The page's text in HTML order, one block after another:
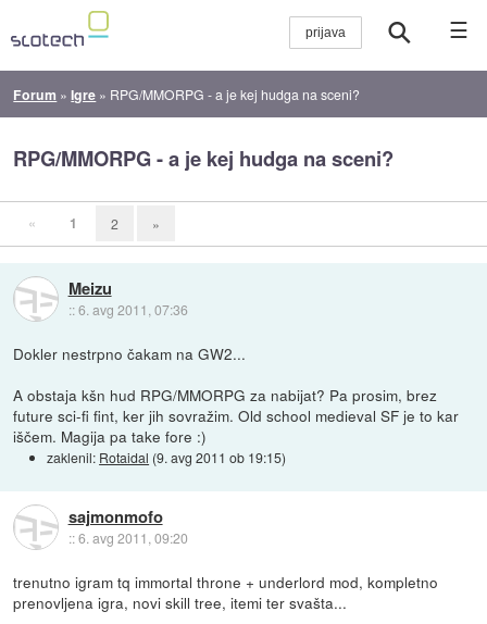
☰
Forum »Igre » RPG/MMORPG - a je kej hudga na sceni?
RPG/MMORPG - a je kej hudga na sceni?
« 1 2 »
Meizu
::6. avg 2011, 07:36
Dokler nestrpno čakam na GW2...
A obstaja kšn hud RPG/MMORPG za nabijat? Pa prosim, brez
future sci-fi fint, ker jih sovražim. Old school medieval SF je to kar
iščem. Magija pa take fore :)
zaklenil: Rotaidal (9. avg 2011 ob 19:15)
sajmonmofo
::6. avg 2011, 09:20
trenutno igram tq immortal throne + underlord mod, kompletno
prenovljena igra, novi skill tree, itemi ter svašta...